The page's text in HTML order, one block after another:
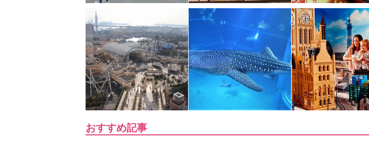
おすすめ記事